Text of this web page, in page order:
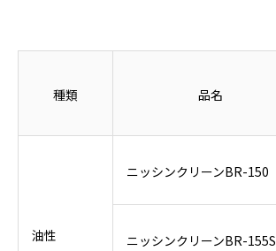
種類 品名
油性
ニッシンクリーンBR-150
ニッシンクリーンBR-155S